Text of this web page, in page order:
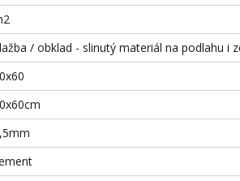
/ obklad - slinutý materiál na podlahu i